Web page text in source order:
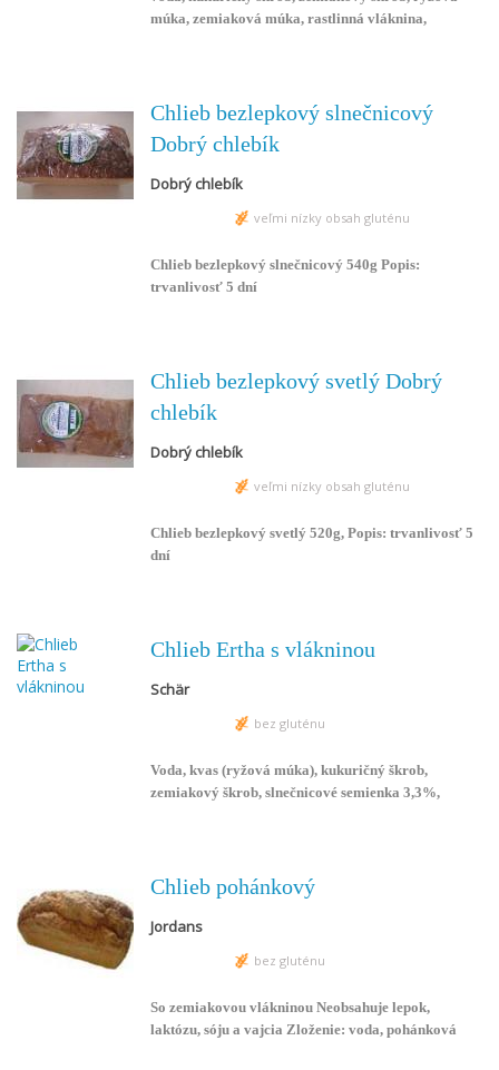
1,0 g;
múka, zemiaková múka, rastlinná vláknina,
bielkovina, fermentovaný cukor, enzým (môže
obsahovať stopy sóje). (glutén < 20mg/kg) 100 g
výrobku priemerne obsahuje: Energetická hodnota:
936 kJ, 221 kcal; Tuky: 2,2 g z toho 0,4 g nasýtené
mastné kyseliny; Sacharidy: 47,0 g z toho 3,2 g
cukry; Vláknina: 2,7 g; Bielkoviny: 2,0 g; Soľ: 1,0 g;
Chlieb bezlepkový slnečnicový
Dobrý chlebík
Dobrý chlebík
veľmi nízky obsah gluténu
Chlieb bezlepkový slnečnicový 540g Popis:
trvanlivosť 5 dní
Chlieb bezlepkový svetlý Dobrý
chlebík
Dobrý chlebík
veľmi nízky obsah gluténu
Chlieb bezlepkový svetlý 520g, Popis: trvanlivosť 5
dní
Chlieb Ertha s vlákninou
Schär
bez gluténu
Voda, kvas (ryžová múka), kukuričný škrob,
zemiakový škrob, slnečnicové semienka 3,3%,
zahusťovadlo E-464, rastlinný olej, soľ, sirup z
cukrovej repy, droždie, regulátor kyslosti kyselina
citrónová a vínna.
Chlieb pohánkový
Jordans
bez gluténu
So zemiakovou vlákninou Neobsahuje lepok,
laktózu, sóju a vajcia Zloženie: voda, pohánková